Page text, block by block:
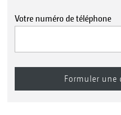
Votre numéro de téléphone